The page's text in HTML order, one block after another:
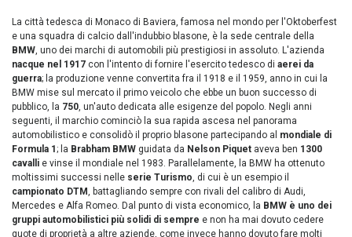
La città tedesca di Monaco di Baviera, famosa nel mondo per l'Oktoberfest
e una squadra di calcio dall'indubbio blasone, è la sede centrale della
BMW, uno dei marchi di automobili più prestigiosi in assoluto. L'azienda
nacque nel 1917 con l'intento di fornire l'esercito tedesco di aerei da
guerra; la produzione venne convertita fra il 1918 e il 1959, anno in cui la
BMW mise sul mercato il primo veicolo che ebbe un buon successo di
pubblico, la 750, un'auto dedicata alle esigenze del popolo. Negli anni
seguenti, il marchio cominciò la sua rapida ascesa nel panorama
automobilistico e consolidò il proprio blasone partecipando al mondiale di
Formula 1 ; la Brabham BMW guidata da Nelson Piquet aveva ben 1300
cavalli e vinse il mondiale nel 1983. Parallelamente, la BMW ha ottenuto
moltissimi successi nelle serie Turismo, di cui è un esempio il
campionato DTM, battagliando sempre con rivali del calibro di Audi,
Mercedes e Alfa Romeo. Dal punto di vista economico, la BMW è uno dei
gruppi automobilistici più solidi di sempre e non ha mai dovuto cedere
quote di proprietà a altre aziende, come invece hanno dovuto fare molti